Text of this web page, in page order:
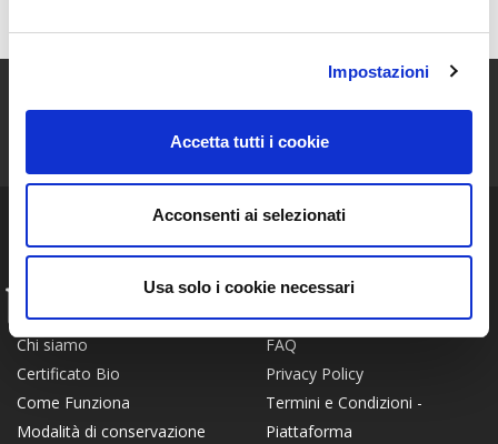
Impostazioni
Accetta tutti i cookie
Acconsenti ai selezionati
Usa solo i cookie necessari
ISCRIVITI ALLA NEWSLETTER
Chi siamo
Certificato Bio
Come Funziona
Modalità di conservazione
INFO
FAQ
Privacy Policy
Termini e Condizioni -
Piattaforma